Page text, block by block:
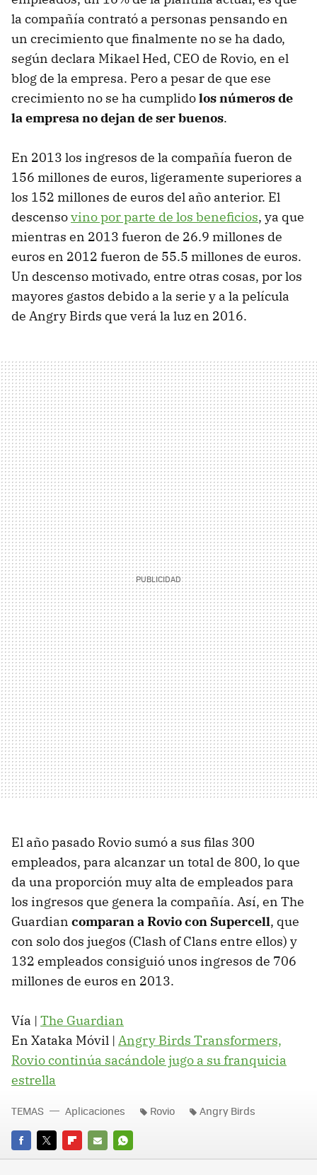
la compañía contrató a personas pensando en
un crecimiento que finalmente no se ha dado,
según declara Mikael Hed, CEO de Rovio, en el
blog de la empresa. Pero a pesar de que ese
crecimiento no se ha cumplidolos números de
la empresa no dejan de ser buenos.
En 2013 los ingresos de la compañía fueron de
156 millones de euros, ligeramente superiores a
los 152 millones de euros del año anterior. El
descensovino por parte de los beneficios, ya que
mientras en 2013 fueron de 26.9 millones de
euros en 2012 fueron de 55.5 millones de euros.
Un descenso motivado, entre otras cosas, por los
mayores gastos debido a la serie y a la película
de Angry Birds que verá la luz en 2016.
El año pasado Rovio sumó a sus filas 300
empleados, para alcanzar un total de 800, lo que
da una proporción muy alta de empleados para
los ingresos que genera la compañía. Así, en The
Guardian comparan a Rovio con Supercell, que
con solo dos juegos (Clash of Clans entre ellos) y
132 empleados consiguió unos ingresos de 706
millones de euros en 2013.
Vía | The Guardian
En Xataka Móvil | Angry Birds Transformers,
Rovio continúa sacándole jugo a su franquicia
estrella
FACEBOOK
TWITTERFLIPBOARD
E-
WHATSAPP
TEMAS Aplicaciones Rovio Angry Birds